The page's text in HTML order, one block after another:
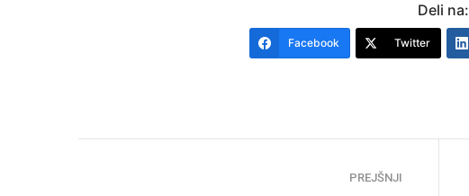
Deli na:
Facebook Twitter
PREJŠNJI